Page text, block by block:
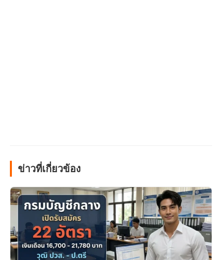
ข่าวที่เกี่ยวข้อง